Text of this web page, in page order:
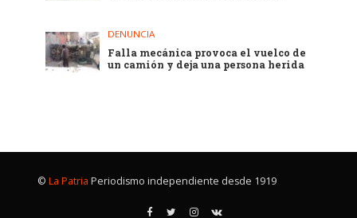
DENUNCIA
Falla mecánica provoca el vuelco de
un camión y deja una persona herida
© La Patria Periodismo independiente desde 1919